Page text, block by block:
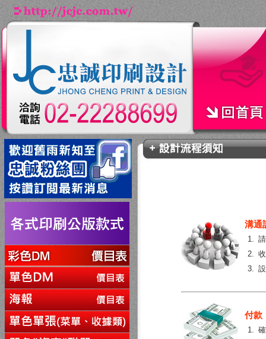
溝通
1.
2.
3.
付款
1.